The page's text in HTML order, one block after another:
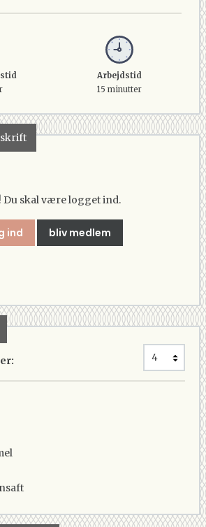
Arbejdstid
15 minutter
Du skal være logget ind.
ind bliv medlem